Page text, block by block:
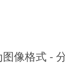
像格式 -